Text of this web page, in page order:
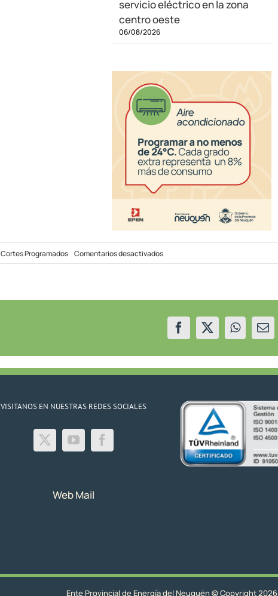
servicio eléctrico en la zona
centro oeste
06/08/2026
Cortes Programados Comentarios desactivadosen
Corte
4/3/26
VISITANOS EN NUESTRAS REDES SOCIALES
Web Mail
Ente Provincial de Energía del Neuquén © Copyright 2026